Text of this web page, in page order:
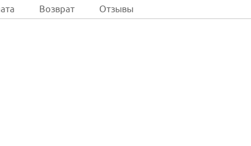
Возврат Отзывы